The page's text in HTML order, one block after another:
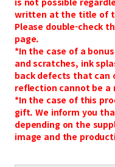
written at the title of
Please double-check
page.
*In the case of a
and scratches, ink
back defects that can
reflection cannot be a
*In the case of this
gift. We inform you
depending on the
image and the